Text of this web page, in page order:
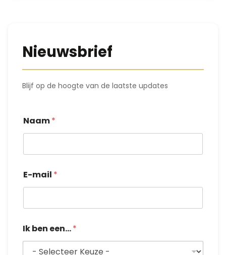
Nieuwsbrief
Blijf op de hoogte van de laatste updates
e
n
I
A
G
-
r
e
e
Naam*
E-mail *
Ik ben een...*